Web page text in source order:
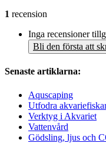
1 recension
Inga recensioner
Bli den första att
Senaste artiklarna:
Aquscaping
Utfodra
Verktyg i Akvariet
Vattenvård
Gödsling, ljus och